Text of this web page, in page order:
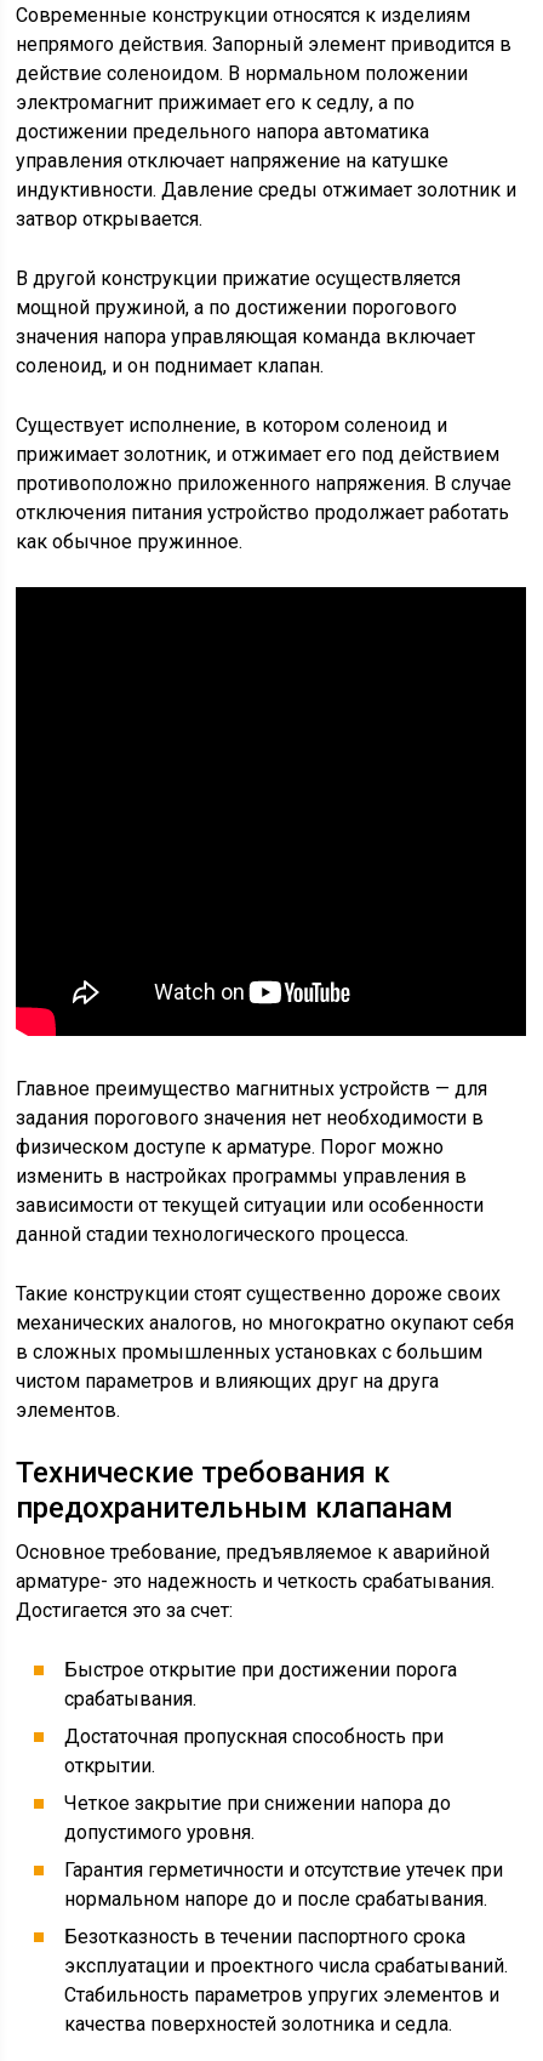
Современные конструкции относятся к изделиям
непрямого действия. Запорный элемент приводится в
действие соленоидом. В нормальном положении
электромагнит прижимает его к седлу, а по
достижении предельного напора автоматика
управления отключает напряжение на катушке
индуктивности. Давление среды отжимает золотник и
затвор открывается.
В другой конструкции прижатие осуществляется
мощной пружиной, а по достижении порогового
значения напора управляющая команда включает
соленоид, и он поднимает клапан.
Существует исполнение, в котором соленоид и
прижимает золотник, и отжимает его под действием
противоположно приложенного напряжения. В случае
отключения питания устройство продолжает работать
как обычное пружинное.
Главное преимущество магнитных устройств — для
задания порогового значения нет необходимости в
физическом доступе к арматуре. Порог можно
изменить в настройках программы управления в
зависимости от текущей ситуации или особенности
данной стадии технологического процесса.
Такие конструкции стоят существенно дороже своих
механических аналогов, но многократно окупают себя
в сложных промышленных установках с большим
чистом параметров и влияющих друг на друга
элементов.
Технические требования к
предохранительным клапанам
Основное требование, предъявляемое к аварийной
арматуре- это надежность и четкость срабатывания.
Достигается это за счет:
Быстрое открытие при достижении порога
срабатывания.
Достаточная пропускная способность при
открытии.
Четкое закрытие при снижении напора до
допустимого уровня.
Гарантия герметичности и отсутствие утечек при
нормальном напоре до и после срабатывания.
Безотказность в течении паспортного срока
эксплуатации и проектного числа срабатываний.
Стабильность параметров упругих элементов и
качества поверхностей золотника и седла.